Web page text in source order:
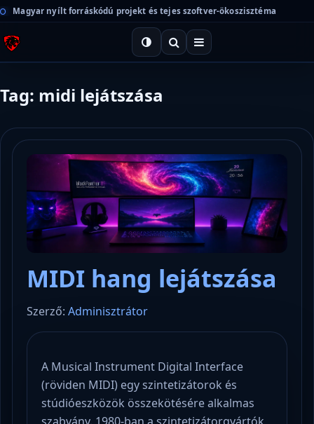
Magyar nyílt forráskódú projekt és tejes szoftver-ökoszisztéma
Tag: midi lejátszása
MIDI hang lejátszása
Szerző: Adminisztrátor
A Musical Instrument Digital Interface
(röviden MIDI) egy szintetizátorok és
stúdióeszközök összekötésére alkalmas
szabvány. 1980-ban a szintetizátorgyártók